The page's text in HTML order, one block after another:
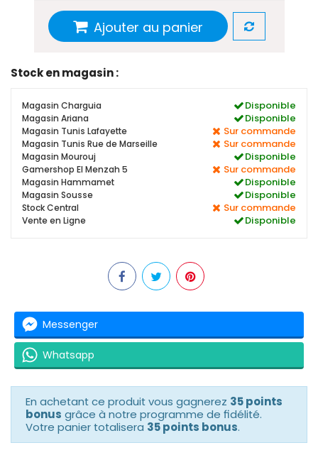
Ajouter au panier
Stock en magasin :
Magasin Charguia Disponible
Magasin Ariana Disponible
Magasin Tunis Lafayette Sur commande
Magasin Tunis Rue de Marseille Sur commande
Magasin Mourouj Disponible
Gamershop El Menzah 5 Sur commande
Magasin Hammamet Disponible
Magasin Sousse Disponible
Stock Central Sur commande
Vente en Ligne Disponible
Messenger
Whatsapp
En achetant ce produit vous gagnerez 35 points
bonus grâce à notre programme de fidélité.
Votre panier totalisera 35 points bonus.